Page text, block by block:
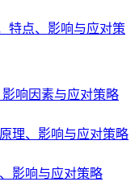
特点、影响与应对策
影响因素与应对策略
理、影响与应对策略
影响与应对策略